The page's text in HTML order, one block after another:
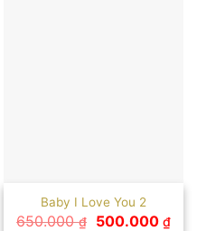
Baby I Love You 2
650.000₫
Giá
500.000 ₫Giá